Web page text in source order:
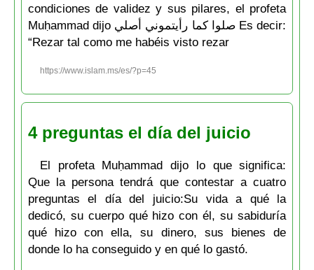
condiciones de validez y sus pilares, el profeta
Muḥammad dijo صلوا كما رأيتموني أصلي Es decir:
“Rezar tal como me habéis visto rezar
https://www.islam.ms/es/?p=45
4 preguntas el día del juicio
El profeta Muḥammad dijo lo que significa:
Que la persona tendrá que contestar a cuatro
preguntas el día del juicio:Su vida a qué la
dedicó, su cuerpo qué hizo con él, su sabiduría
qué hizo con ella, su dinero, sus bienes de
donde lo ha conseguido y en qué lo gastó.